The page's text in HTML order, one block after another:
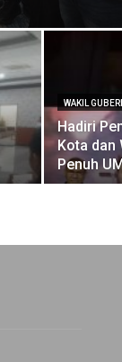
WAKIL
Hadiri
Kota dan
Penuh